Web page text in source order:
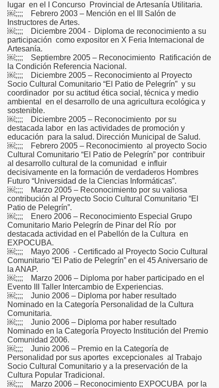
lugar en el I Concurso Provincial de Artesanía Utilitaria.
￼;;;; Febrero 2003 – Mención en el III Salón de
Instructores de Artes.
￼;;;; Diciembre 2004 - Diploma de reconocimiento a su
participación como expositor en X Feria Internacional de
Artesanía.
￼;;;; Septiembre 2005 – Reconocimiento Ratificación de
la Condición Referencia Nacional.
￼;;;; Diciembre 2005 – Reconocimiento al Proyecto
Socio Cultural Comunitario “El Patio de Pelegrín” y su
coordinador por su actitud ética social, técnica y medio
ambiental en el desarrollo de una agricultura ecológica y
sostenible.
￼;;;; Diciembre 2005 – Reconocimiento por su
destacada labor en las actividades de promoción y
educación para la salud. Dirección Municipal de Salud.
￼;;;; Febrero 2005 – Reconocimiento al proyecto Socio
Cultural Comunitario “El Patio de Pelegrín” por contribuir
al desarrollo cultural de la comunidad e influir
decisivamente en la formación de verdaderos Hombres
Futuro “Universidad de la Ciencias Informáticas”.
￼;;;; Marzo 2005 – Reconocimiento por su valiosa
contribución al Proyecto Socio Cultural Comunitario “El
Patio de Pelegrín”.
￼;;;; Enero 2006 – Reconocimiento Especial Grupo
Comunitario Mario Pelegrín de Pinar del Río por
destacada actividad en el Pabellón de la Cultura en
EXPOCUBA.
￼;;;; Mayo 2006 - Certificado al Proyecto Socio Cultural
Comunitario “El Patio de Pelegrín” en el 45 Aniversario de
la ANAP.
￼;;;; Marzo 2006 – Diploma por haber participado en el
Evento III Taller Intercambio de Experiencias.
￼;;;; Junio 2006 – Diploma por haber resultado
Nominado en la Categoría Personalidad de la Cultura
Comunitaria.
￼;;;; Junio 2006 – Diploma por haber resultado
Nominado en la Categoría Proyecto Institución del Premio
Comunidad 2006.
￼;;;; Junio 2006 – Premio en la Categoría de
Personalidad por sus aportes excepcionales al Trabajo
Socio Cultural Comunitario y a la preservación de la
Cultura Popular Tradicional.
￼;;;; Marzo 2006 – Reconocimiento EXPOCUBA por la